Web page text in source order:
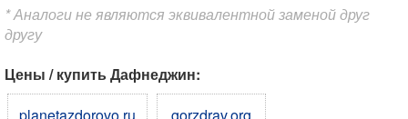
* Аналоги не являются эквивалентной заменой друг
другу
Цены / купить Дафнеджин: